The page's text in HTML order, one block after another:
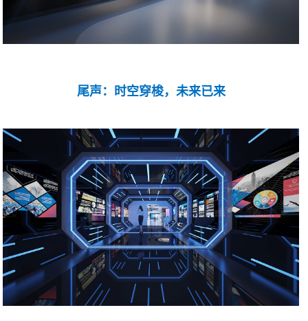
尾声：时空穿梭，未来已来